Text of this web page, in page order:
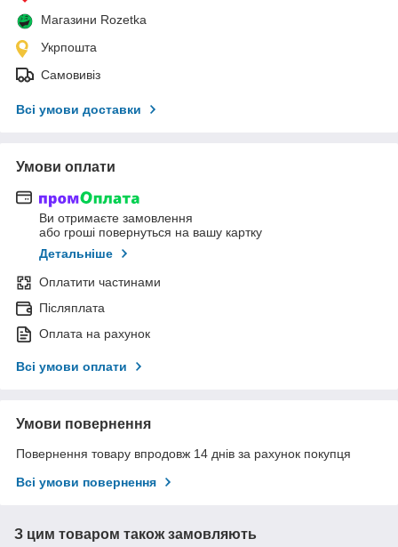
Магазини Rozetka
Укрпошта
Самовивіз
Всі умови доставки
Умови оплати
Ви отримаєте замовлення
або гроші повернуться на вашу картку
Детальніше
Оплатити частинами
Післяплата
Оплата на рахунок
Всі умови оплати
Умови повернення
Повернення товару впродовж 14 днів за рахунок покупця
Всі умови повернення
З цим товаром також замовляють